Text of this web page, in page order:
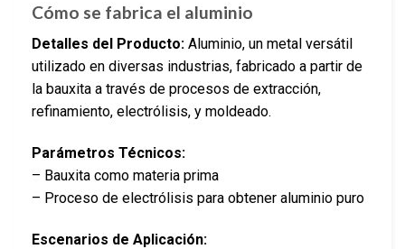
Cómo se fabrica el aluminio
Detalles del Producto: Aluminio, un metal versátil
utilizado en diversas industrias, fabricado a partir de
la bauxita a través de procesos de extracción,
refinamiento, electrólisis, y moldeado.
Parámetros Técnicos:
– Bauxita como materia prima
– Proceso de electrólisis para obtener aluminio puro
Escenarios de Aplicación: